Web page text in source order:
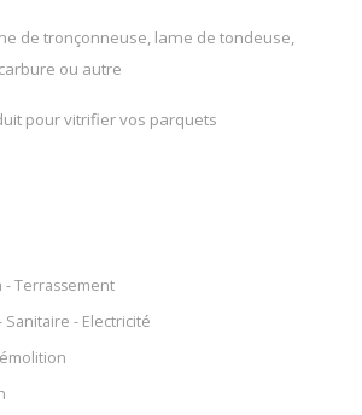
de tronçonneuse, lame de tondeuse,
ou autre
pour vitrifier vos parquets
- Terrassement
- Electricité